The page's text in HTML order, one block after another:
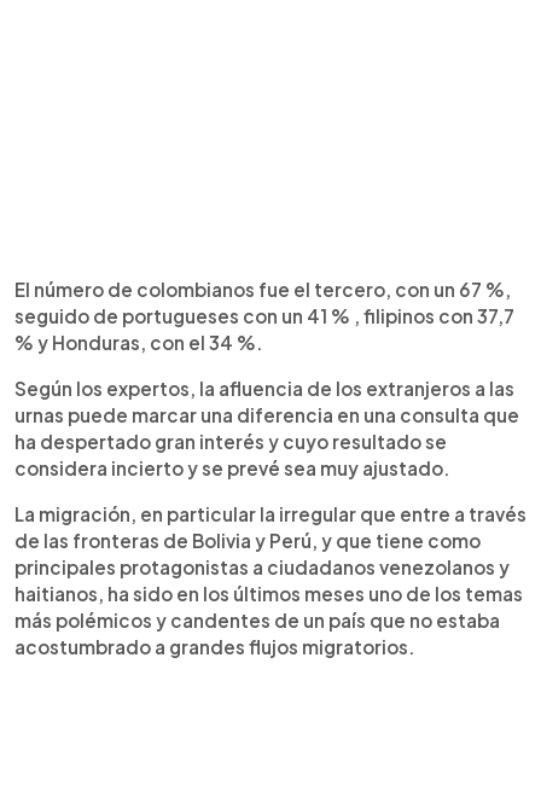
El número de colombianos fue el tercero, con un 67 %,
seguido de portugueses con un 41 % , filipinos con 37,7
% y Honduras, con el 34 %.
Según los expertos, la afluencia de los extranjeros a las
urnas puede marcar una diferencia en una consulta que
ha despertado gran interés y cuyo resultado se
considera incierto y se prevé sea muy ajustado.
La migración, en particular la irregular que entre a través
de las fronteras de Bolivia y Perú, y que tiene como
principales protagonistas a ciudadanos venezolanos y
haitianos, ha sido en los últimos meses uno de los temas
más polémicos y candentes de un país que no estaba
acostumbrado a grandes flujos migratorios.